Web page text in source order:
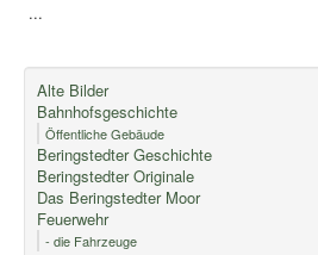
...
Alte Bilder
Bahnhofsgeschichte
Öffentliche Gebäude
Beringstedter Geschichte
Beringstedter Originale
Das Beringstedter Moor
Feuerwehr
- die Fahrzeuge